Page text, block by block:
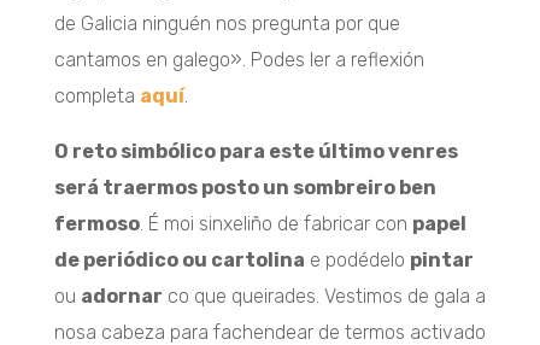
de Galicia ninguén nos pregunta por que
cantamos en galego». Podes ler a reflexión
completa aquí.
O reto simbólico para este último venres
será traermos posto un sombreiro ben
fermoso. É moi sinxeliño de fabricar con papel
de periódico ou cartolina e podédelo pintar
ou adornar co que queirades. Vestimos de gala a
nosa cabeza para fachendear de termos activado